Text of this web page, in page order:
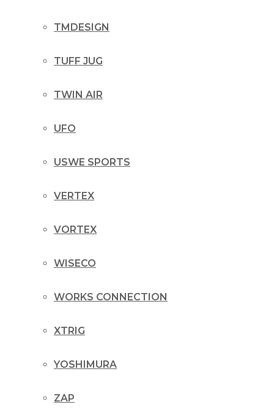
TMDESIGN
TUFF JUG
TWIN AIR
UFO
USWE SPORTS
VERTEX
VORTEX
WISECO
WORKS CONNECTION
XTRIG
YOSHIMURA
ZAP